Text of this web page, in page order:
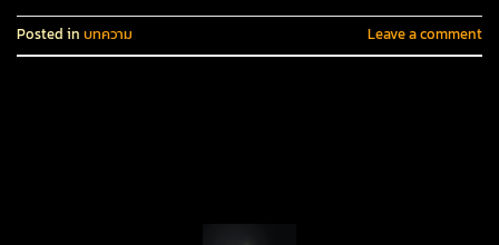
Posted in บทความ Leave a comment